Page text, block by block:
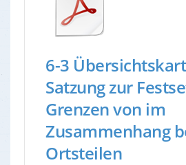
6-3
Satzung zur
Grenzen von im
Zusammenhang
Ortsteilen